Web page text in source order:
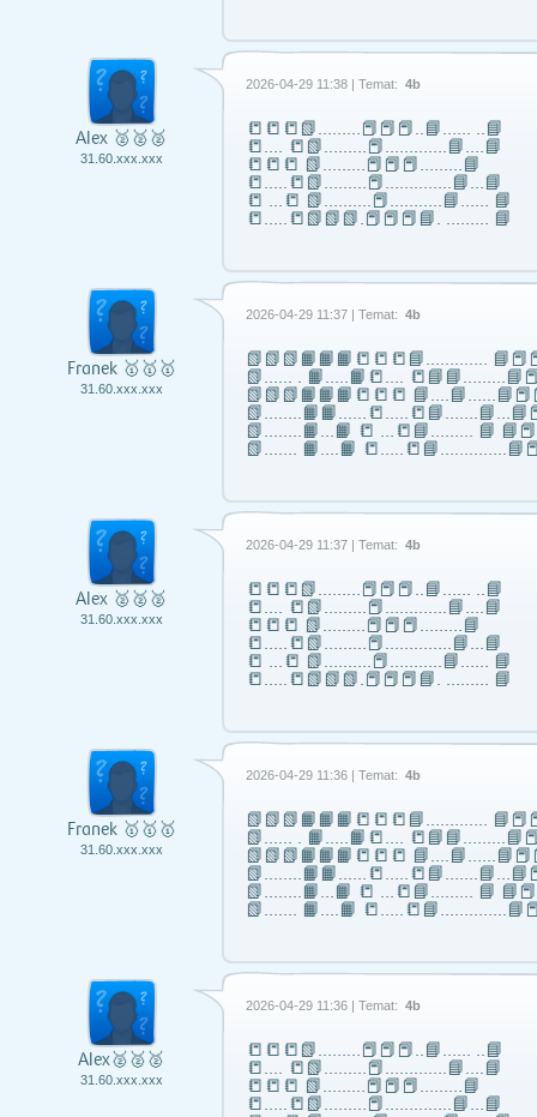
Alex 🥈🥈🥈
31.60.xxx.xxx
2026-04-29 11:38 | Temat: 4b
📒📒📒📗………📕📕📕..📘…… ..📘
📒…. 📒📗………📕………….📘….📘
📒📒📒 📗………📕📕📕………📘
📒…..📒📗………📕…………..📘…📘
📒 …📒 📗……….📕………..📘…… 📘
📒…..📒📗📗📗.📕📕📕📘. ……… 📘
Franek 🥇🥇🥇
31.60.xxx.xxx
2026-04-29 11:37 | Temat: 4b
📗📗📗📙📙📙📒📒📒📘……..…..
📗...... . 📙…..📙📒….
📗📗📗📙📙📙📒📒📒
📗……..📙…📙 📒 …📒📘……... 📘
📗……. 📙….📙
Alex 🥈🥈🥈
31.60.xxx.xxx
2026-04-29 11:37 | Temat: 4b
📒📒📒📗………📕📕📕..📘…… ..📘
📒…. 📒📗………📕………….📘….📘
📒📒📒 📗………📕📕📕………📘
📒…..📒📗………📕…………..📘…📘
📒 …📒 📗……….📕………..📘…… 📘
📒…..📒📗📗📗.📕📕📕📘. ……… 📘
Franek 🥇🥇🥇
31.60.xxx.xxx
2026-04-29 11:36 | Temat: 4b
📗📗📗📙📙📙📒📒📒📘……..…..
📗...... . 📙…..📙📒….
📗📗📗📙📙📙📒📒📒
📗……..📙…📙 📒 …📒📘……... 📘
📗……. 📙….📙
Alex🥈🥈🥈
31.60.xxx.xxx
2026-04-29 11:36 | Temat: 4b
📒📒📒📗………📕📕📕..📘…… ..📘
📒…. 📒📗………📕………….📘….📘
📒📒📒 📗………📕📕📕………📘
📒…..📒📗………📕…………..📘…📘